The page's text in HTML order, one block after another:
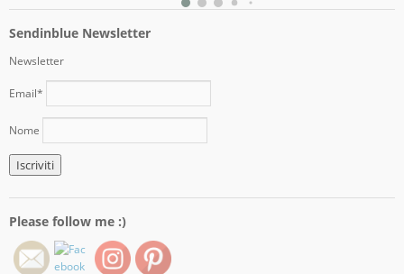
Sendinblue Newsletter
Newsletter
Email*
Nome
Please follow me :)